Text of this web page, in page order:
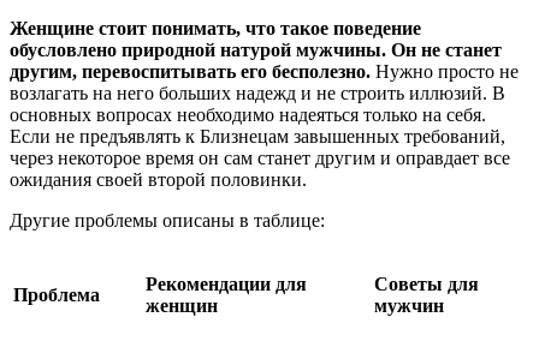
Женщине стоит понимать, что такое поведение
обусловлено природной натурой мужчины. Он не станет
другим, перевоспитывать его бесполезно. Нужно просто не
возлагать на него больших надежд и не строить иллюзий. В
основных вопросах необходимо надеяться только на себя.
Если не предъявлять к Близнецам завышенных требований,
через некоторое время он сам станет другим и оправдает все
ожидания своей второй половинки.
Другие проблемы описаны в таблице:
Проблема
Рекомендации для
женщин
Советы для
мужчин